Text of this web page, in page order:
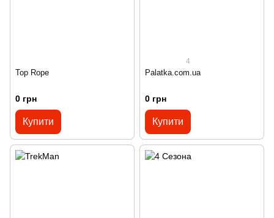
Top Rope
0 грн
Купити
4
Palatka.com.ua
0 грн
Купити